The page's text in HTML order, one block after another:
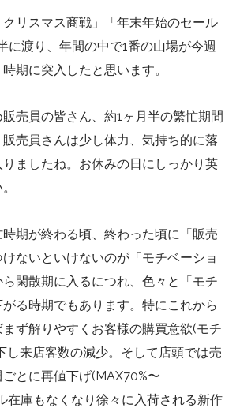
リスマス商戦」「年末年始のセール
に渡り、年間の中で1番の山場が今週
期に突入したと思います。
売員の皆さん、約1ヶ月半の繁忙期間
売員さんは少し体力、気持ち的に落
ましたね。お休みの日にしっかり英
期が終わる頃、終わった頃に「販売
ないといけないのが「モチベーショ
閑散期に入るにつれ、色々と「モチ
る時期でもあります。特にこれから
ず解りやすくお客様の購買意欲(モチ
し来店客数の減少。そして店頭では売
とに再値下げ(MAX70%〜
在庫もなくなり徐々に入荷される新作